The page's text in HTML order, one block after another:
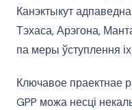
Канэктыкут
Тэхаса, Арэгона,
па меры ўступлення іх
Ключавое праектнае
GPP можа несці